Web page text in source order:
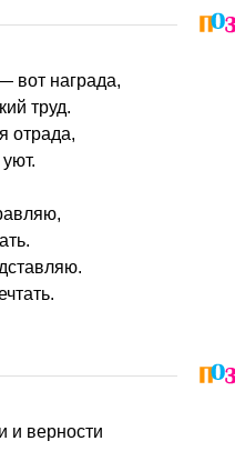
вот награда,
труд.
отрада,
и верности